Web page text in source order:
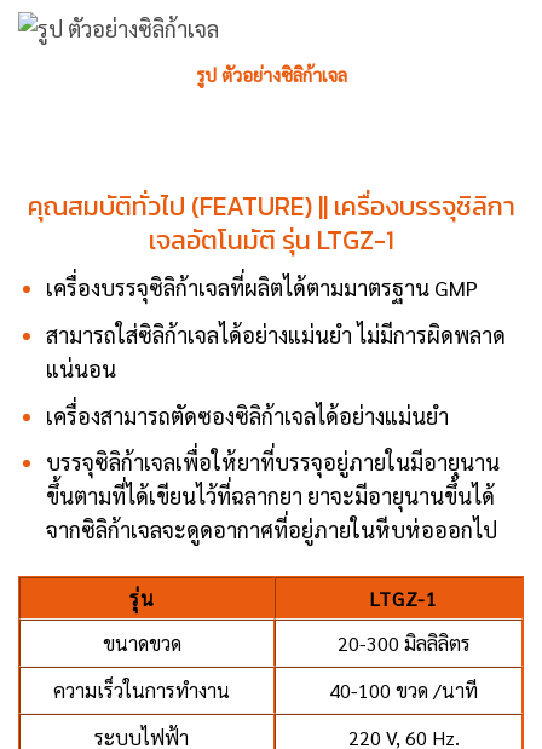
รูป ตัวอย่างซิลิก้าเจล
คุณสมบัติทั่วไป (FEATURE) || เครื่องบรรจุซิลิกา
เจลอัตโนมัติ รุ่น LTGZ-1
เครื่องบรรจุซิลิก้าเจลที่ผลิตได้ตามมาตรฐาน GMP
สามารถใส่ซิลิก้าเจลได้อย่างแม่นยำ ไม่มีการผิดพลาด
แน่นอน
เครื่องสามารถตัดซองซิลิก้าเจลได้อย่างแม่นยำ
บรรจุซิลิก้าเจลเพื่อให้ยาที่บรรจุอยู่ภายในมีอายุนาน
ขึ้นตามที่ได้เขียนไว้ที่ฉลากยา ยาจะมีอายุนานขึ้นได้
จากซิลิก้าเจลจะดูดอากาศที่อยู่ภายในหีบห่อออกไป
รุ่น
LTGZ-1
ขนาดขวด
20-300 มิลลิลิตร
ความเร็วในการทำงาน
40-100 ขวด /นาที
ระบบไฟฟ้า
220 V, 60 Hz.